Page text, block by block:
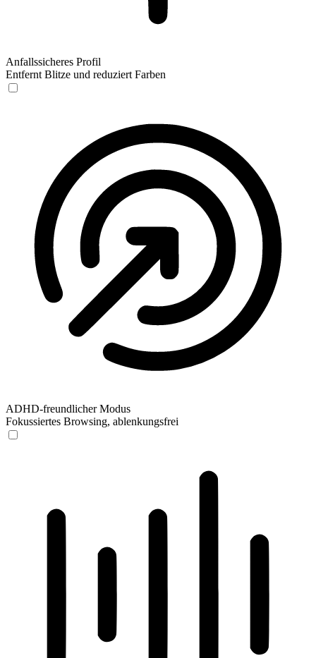
Anfallssicheres Profil
Entfernt Blitze und reduziert Farben
ADHD-freundlicher Modus
Fokussiertes Browsing, ablenkungsfrei